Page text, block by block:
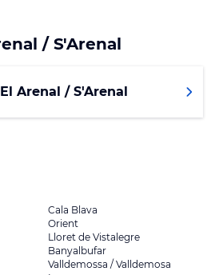
/ S'Arenal
Arenal / S'Arenal
Cala Blava
Orient
Lloret de Vistalegre
Banyalbufar
Valldemossa / Valldemosa